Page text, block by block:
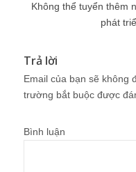
Không thể tuyển thêm
phát
Trả lời
Email của bạn sẽ không
trường bắt buộc được
Bình luận